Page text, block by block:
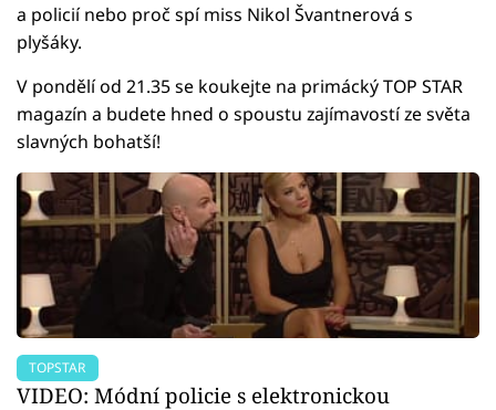
a policií nebo proč spí miss Nikol Švantnerová s
plyšáky.
V pondělí od 21.35 se koukejte na primácký TOP STAR
magazín a budete hned o spoustu zajímavostí ze světa
slavných bohatší!
TOPSTAR
VIDEO: Módní policie s elektronickou